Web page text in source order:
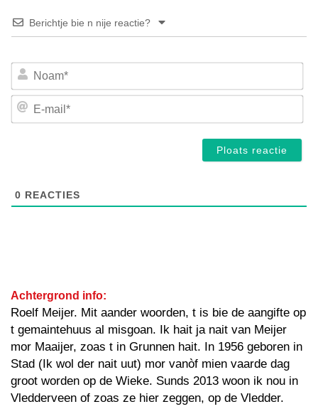
Berichtje bie n nije reactie?
E-
0 REACTIES
Achtergrond info:
Roelf Meijer. Mit aander woorden, t is bie de aangifte op
t gemaintehuus al misgoan. Ik hait ja nait van Meijer
mor Maaijer, zoas t in Grunnen hait. In 1956 geboren in
Stad (Ik wol der nait uut) mor vanòf mien vaarde dag
groot worden op de Wieke. Sunds 2013 woon ik nou in
Vledderveen of zoas ze hier zeggen, op de Vledder.